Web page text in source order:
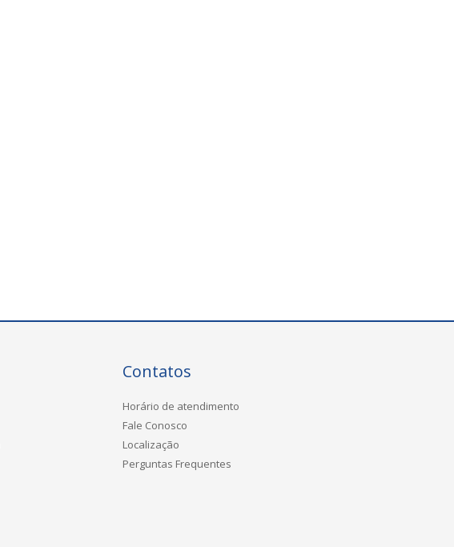
Contatos
Horário de atendimento
Fale Conosco
Localização
Perguntas Frequentes